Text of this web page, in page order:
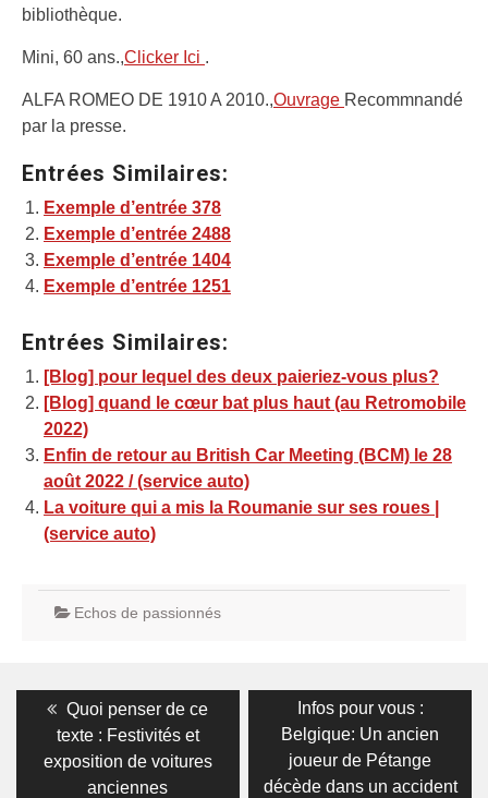
bibliothèque.
Mini, 60 ans.,Clicker Ici .
ALFA ROMEO DE 1910 A 2010.,Ouvrage Recommnandé
par la presse.
Entrées Similaires:
Exemple d’entrée 378
Exemple d’entrée 2488
Exemple d’entrée 1404
Exemple d’entrée 1251
Entrées Similaires:
[Blog] pour lequel des deux paieriez-vous plus?
[Blog] quand le cœur bat plus haut (au Retromobile
2022)
Enfin de retour au British Car Meeting (BCM) le 28
août 2022 / (service auto)
La voiture qui a mis la Roumanie sur ses roues |
(service auto)
Echos de passionnés
Navigation
l’article
Previous
post:
Quoi penser de ce
texte : Festivités et
exposition de voitures
anciennes
Next
post:
Infos pour vous :
Belgique: Un ancien
joueur de Pétange
décède dans un accident